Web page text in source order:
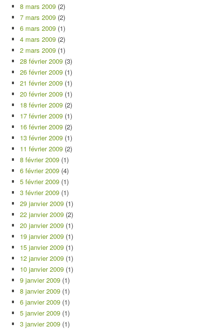
8 mars 2009 (2)
7 mars 2009 (2)
6 mars 2009 (1)
4 mars 2009 (2)
2 mars 2009 (1)
28 février 2009 (3)
26 février 2009 (1)
21 février 2009 (1)
20 février 2009 (1)
18 février 2009 (2)
17 février 2009 (1)
16 février 2009 (2)
13 février 2009 (1)
11 février 2009 (2)
8 février 2009 (1)
6 février 2009 (4)
5 février 2009 (1)
3 février 2009 (1)
29 janvier 2009 (1)
22 janvier 2009 (2)
20 janvier 2009 (1)
19 janvier 2009 (1)
15 janvier 2009 (1)
12 janvier 2009 (1)
10 janvier 2009 (1)
9 janvier 2009 (1)
8 janvier 2009 (1)
6 janvier 2009 (1)
5 janvier 2009 (1)
3 janvier 2009 (1)